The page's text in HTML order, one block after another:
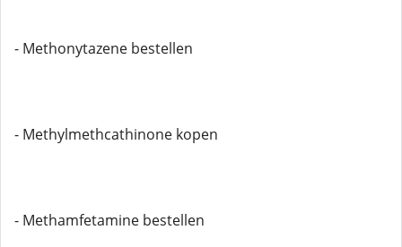
- Methonytazene bestellen
- Methylmethcathinone kopen
- Methamfetamine bestellen